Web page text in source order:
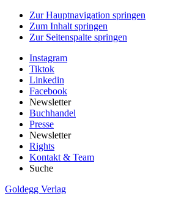
Zur Hauptnavigation springen
Zum Inhalt springen
Zur Seitenspalte springen
Instagram
Tiktok
Linkedin
Facebook
Newsletter
Buchhandel
Presse
Newsletter
Rights
Kontakt & Team
Suche
Goldegg Verlag